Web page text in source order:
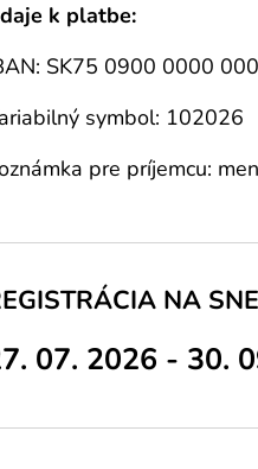
k platbe:
SK75 0900 0000
symbol: 102026
pre príjemcu:
NA
07. 2026 - 30.